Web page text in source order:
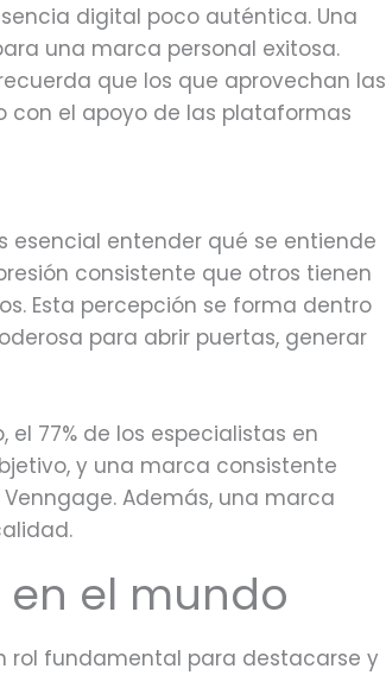
digital poco auténtica. Una
una marca personal exitosa.
que los que aprovechan las
con el apoyo de las plataformas
esencial entender qué se entiende
consistente que otros tienen
Esta percepción se forma dentro
para abrir puertas, generar
77% de los especialistas en
y una marca consistente
Además, una marca
el mundo
rol fundamental para destacarse y